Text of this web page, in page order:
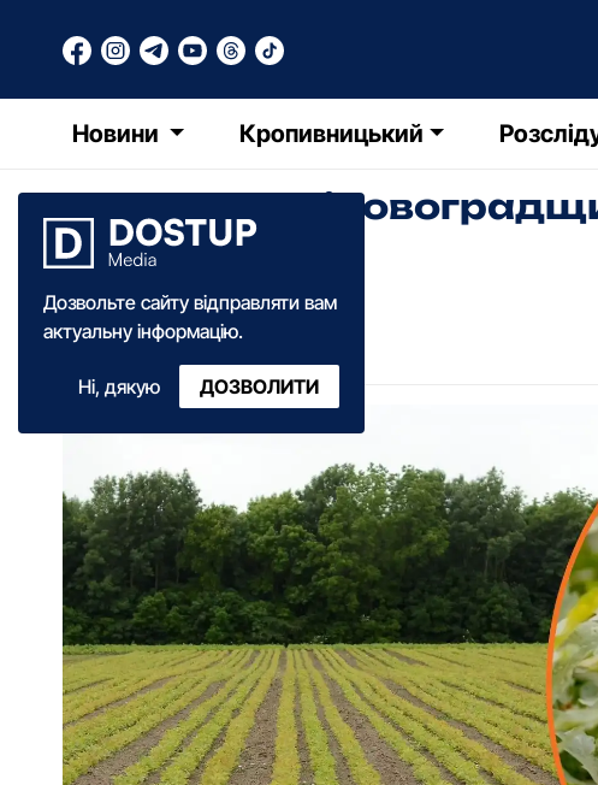
Новини Кропивницький
Дозвольте сайту відправляти вам
актуальну інформацію.
Ні, дякую ДОЗВОЛИТИ
Восени на
гектарів лісу
Діана Коваленко
15 жовтня·2025